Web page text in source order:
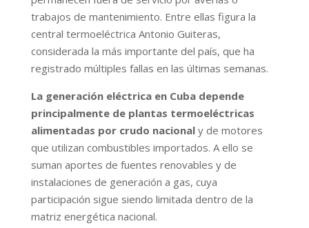
trabajos de mantenimiento. Entre ellas figura la
central termoeléctrica Antonio Guiteras,
considerada la más importante del país, que ha
registrado múltiples fallas en las últimas semanas.
La generación eléctrica en Cuba depende
principalmente de plantas termoeléctricas
alimentadas por crudo nacionaly de motores
que utilizan combustibles importados. A ello se
suman aportes de fuentes renovables y de
instalaciones de generación a gas, cuya
participación sigue siendo limitada dentro de la
matriz energética nacional.